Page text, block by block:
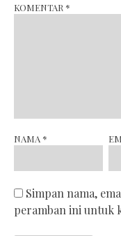
KOMENTAR *
NAMA *
Simpan nama,
peramban ini untuk